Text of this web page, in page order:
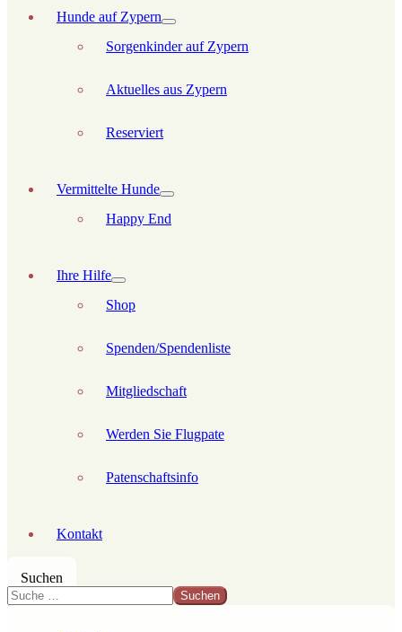
Hunde auf Zypern
Sorgenkinder auf Zypern
Aktuelles aus Zypern
Reserviert
Vermittelte Hunde
Happy End
Ihre Hilfe
Shop
Spenden/Spendenliste
Mitgliedschaft
Werden Sie Flugpate
Patenschaftsinfo
Kontakt
Suchen
Suchen